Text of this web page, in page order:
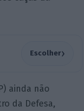
Escolher›
ainda não
da Defesa,